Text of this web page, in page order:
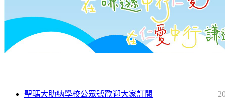
聖瑪大肋納學校公眾號歡迎大家訂閱